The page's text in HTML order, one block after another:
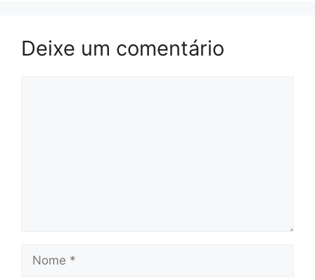
Deixe um comentário
Nome